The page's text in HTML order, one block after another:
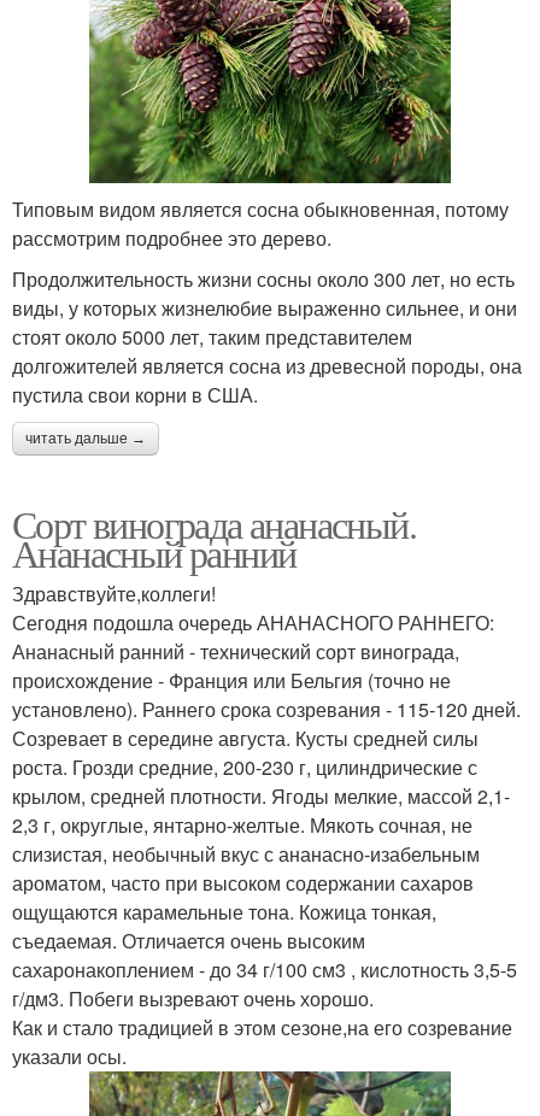
Типовым видом является сосна обыкновенная, потому
рассмотрим подробнее это дерево.
Продолжительность жизни сосны около 300 лет, но есть
виды, у которых жизнелюбие выраженно сильнее, и они
стоят около 5000 лет, таким представителем
долгожителей является сосна из древесной породы, она
пустила свои корни в США.
читать дальше →
Сорт винограда ананасный.
Ананасный ранний
Здравствуйте,коллеги!
Сегодня подошла очередь АНАНАСНОГО РАННЕГО:
Ананасный ранний - технический сорт винограда,
происхождение - Франция или Бельгия (точно не
установлено). Раннего срока созревания - 115-120 дней.
Созревает в середине августа. Кусты средней силы
роста. Грозди средние, 200-230 г, цилиндрические с
крылом, средней плотности. Ягоды мелкие, массой 2,1-
2,3 г, округлые, янтарно-желтые. Мякоть сочная, не
слизистая, необычный вкус с ананасно-изабельным
ароматом, часто при высоком содержании сахаров
ощущаются карамельные тона. Кожица тонкая,
съедаемая. Отличается очень высоким
сахаронакоплением - до 34 г/100 см3 , кислотность 3,5-5
г/дм3. Побеги вызревают очень хорошо.
Как и стало традицией в этом сезоне,на его созревание
указали осы.